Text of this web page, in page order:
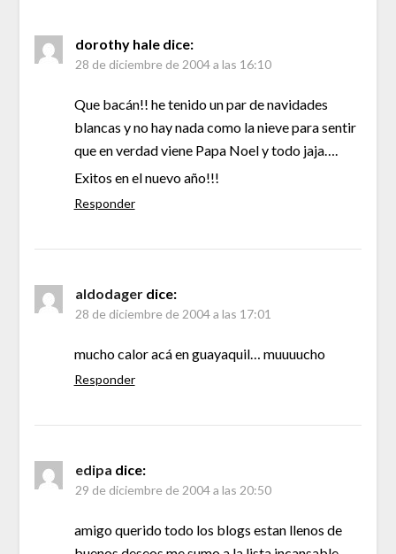
dorothy hale dice:
28 de diciembre de 2004 a las 16:10
Que bacán!! he tenido un par de navidades
blancas y no hay nada como la nieve para sentir
que en verdad viene Papa Noel y todo jaja….
Exitos en el nuevo año!!!
Responder
aldodager dice:
28 de diciembre de 2004 a las 17:01
mucho calor acá en guayaquil… muuuucho
Responder
edipa dice:
29 de diciembre de 2004 a las 20:50
amigo querido todo los blogs estan llenos de